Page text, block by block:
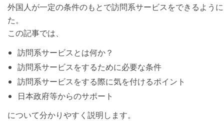
外国人が一定の条件のもとで訪問系サービスをできるよう
た。
この記事では、
訪問系サービスとは何か？
訪問系サービスをするために必要な条件
訪問系サービスをする際に気を付けるポイント
日本政府等からのサポート
について分かりやすく説明します。